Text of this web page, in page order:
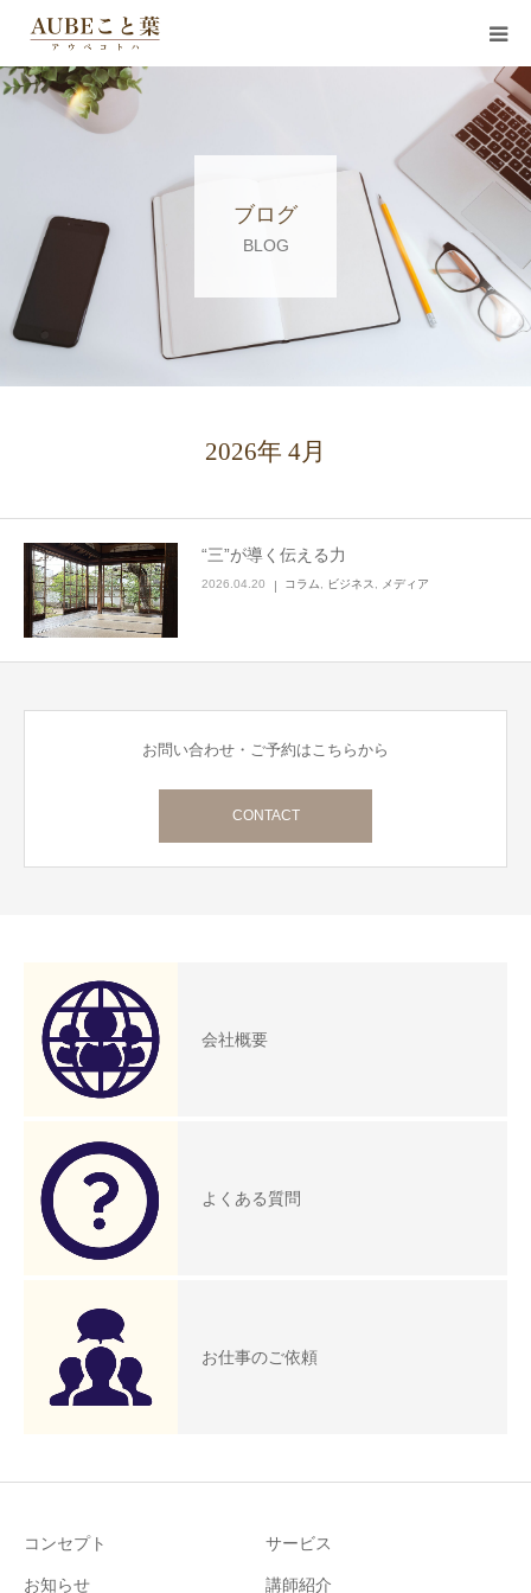
ブログ
BLOG
2026年 4月
“三”が導く伝える力
2026.04.20 コラム ビジネス メディア
お問い合わせ・ご予約はこちらから
CONTACT
会社概要
よくある質問
お仕事のご依頼
コンセプト サービス
お知らせ 講師紹介
コンセプト
お知らせ
講師紹介